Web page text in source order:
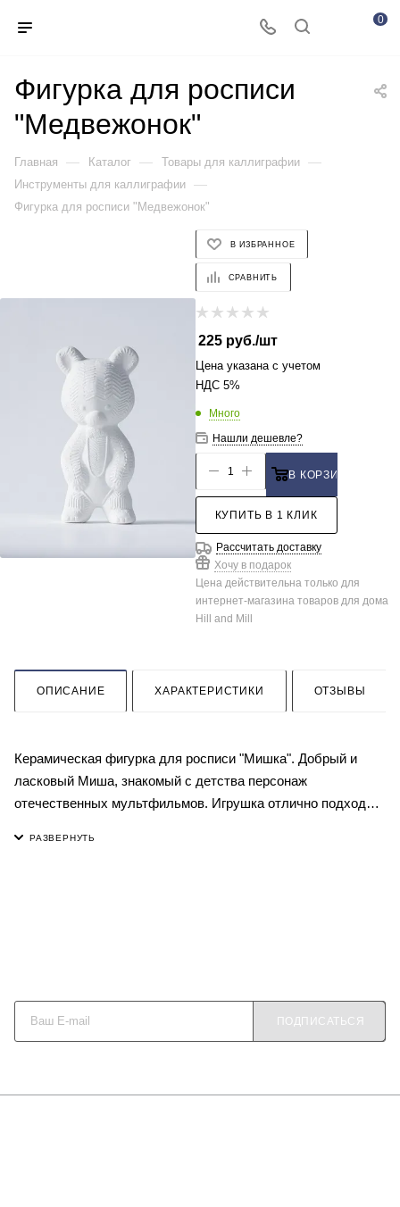
0
Фигурка для росписи
"Медвежонок"
Главная — Каталог — Товары для каллиграфии —
Инструменты для каллиграфии —
Фигурка для росписи "Медвежонок"
В ИЗБРАННОЕ
СРАВНИТЬ
225руб./шт
Цена указана с учетом
НДС 5%
Много
Нашли дешевле?
В КОРЗИНУ
КУПИТЬ В 1 КЛИК
Рассчитать доставку
Хочу в подарок
Цена действительна только для
интернет-магазина товаров для дома
Hill and Mill
ОПИСАНИЕ ХАРАКТЕРИСТИКИ ОТЗЫВЫ
Керамическая фигурка для росписи "Мишка". Добрый и
ласковый Миша, знакомый с детства персонаж
отечественных мультфильмов. Игрушка отлично подходит
ПОДПИСАТЬСЯ